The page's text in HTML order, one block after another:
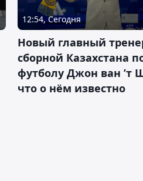
12:54, Сегодня
Новый главный
сборной Казахстана
футболу Джон ван ’т
что о нём известно